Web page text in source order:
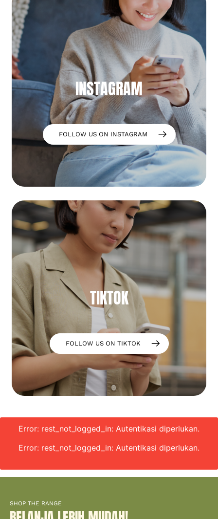
INSTAGRAM
FOLLOW US ON INSTAGRAM
TIKTOK
FOLLOW US ON TIKTOK
Error: rest_not_logged_in: Autentikasi diperlukan.
Error: rest_not_logged_in: Autentikasi diperlukan.
SHOP THE RANGE